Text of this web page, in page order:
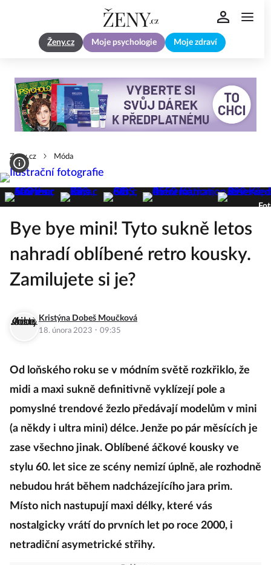
Ženy.cz Moje psychologie Moje zdraví
Zeny.cz Móda
Bye bye mini! Tyto sukně letos
nahradí oblíbené retro kousky.
Zamilujete si je?
Kristýna Dobeš Moučková
18. února 2023 · 09:35
Od loňského roku se v módním světě rozkřiklo, že
midi a maxi sukně definitivně vyklízejí pole a
pomyslné trendové žezlo předávají modelům v mini
(a někdy i ultra mini) délce. Jenže po pár měsících je
zase všechno jinak. Oblíbené áčkové kousky ve
stylu 60. let sice ze scény nemizí úplně, ale rozhodně
nebudou hrát během nadcházejícího jara prim.
Místo nich nastupují maxi délky, které vás
nostalgicky vrátí do prvních let po roce 2000, i
netradiční asymetrické střihy.